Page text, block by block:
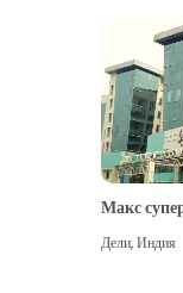
Макс
Дели,Индия